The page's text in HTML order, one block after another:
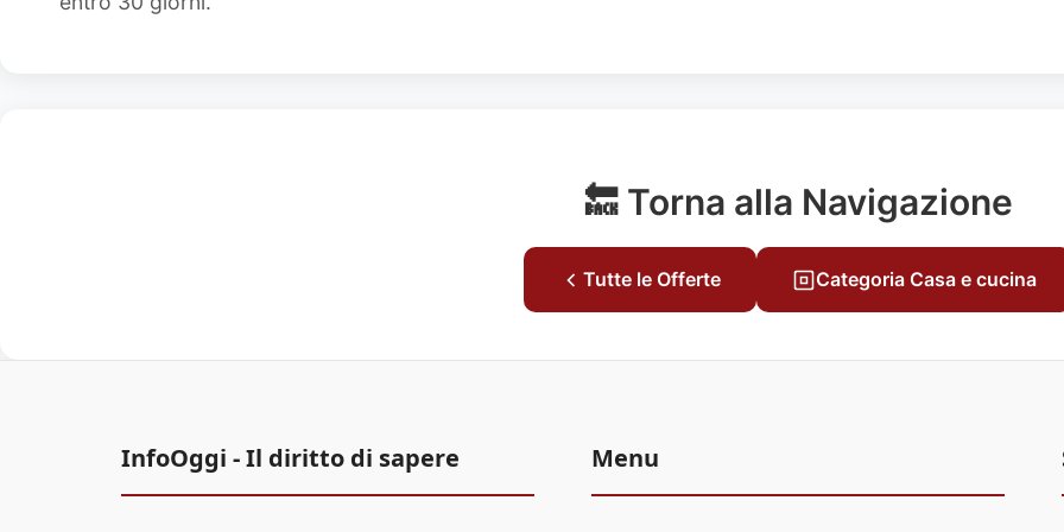
🔙 Torna alla Navigazione
Tutte le Offerte Categoria Casa e cucina
InfoOggi - Il diritto di sapere Menu